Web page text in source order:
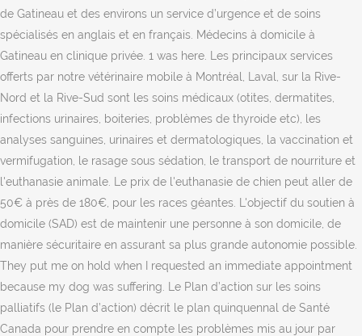
de Gatineau et des environs un service d’urgence et de soins
spécialisés en anglais et en français. Médecins à domicile à
Gatineau en clinique privée. 1 was here. Les principaux services
offerts par notre vétérinaire mobile à Montréal, Laval, sur la Rive-
Nord et la Rive-Sud sont les soins médicaux (otites, dermatites,
infections urinaires, boiteries, problèmes de thyroide etc), les
analyses sanguines, urinaires et dermatologiques, la vaccination et
vermifugation, le rasage sous sédation, le transport de nourriture et
l'euthanasie animale. Le prix de l'euthanasie de chien peut aller de
50€ à près de 180€, pour les races géantes. L'objectif du soutien à
domicile (SAD) est de maintenir une personne à son domicile, de
manière sécuritaire en assurant sa plus grande autonomie possible.
They put me on hold when I requested an immediate appointment
because my dog was suffering. Le Plan d’action sur les soins
palliatifs (le Plan d’action) décrit le plan quinquennal de Santé
Canada pour prendre en compte les problèmes mis au jour par